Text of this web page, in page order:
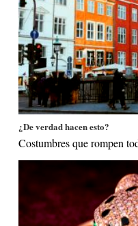
¿De verdad hacen esto?
Costumbres que rompen